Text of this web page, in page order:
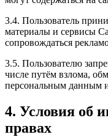
3.4. Пользователь
материалы и сервисы
сопровождаться
3.5. Пользователю
числе путём взлома,
персональным данным
4. Условия об
правах